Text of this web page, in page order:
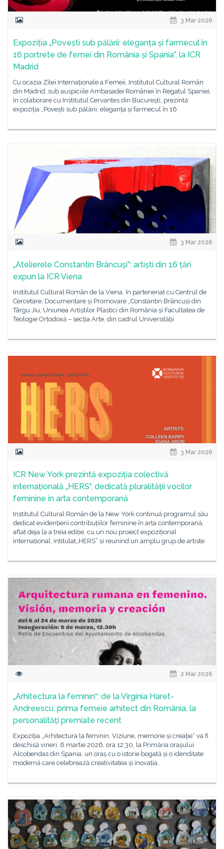
3 Mar 2026
Expoziția „Povești sub pălării: eleganța și farmecul în
16 portrete de femei din România și Spania”, la ICR
Madrid
Cu ocazia Zilei Internaționale a Femeii, Institutul Cultural Român
din Madrid, sub auspiciile Ambasadei României în Regatul Spaniei,
în colaborare cu Institutul Cervantes din București, prezintă
expoziția „Povești sub pălării: eleganța și farmecul în 16
3 Mar 2026
„Atelierele Constantin Brâncuși”: artiști din 16 țări
expun la ICR Viena
Institutul Cultural Român de la Viena, în parteneriat cu Centrul de
Cercetare, Documentare și Promovare „Constantin Brâncuși din
Târgu Jiu, Uniunea Artiștilor Plastici din România și Facultatea de
Teologie Ortodoxă – secția Arte, din cadrul Universității
3 Mar 2026
ICR New York prezintă expoziția colectivă
internațională „HERS“, dedicată pluralității vocilor
feminine în arta contemporană
Institutul Cultural Român de la New York continuă programul său
dedicat evidențierii contribuțiilor feminine în arta contemporană,
aflat deja la a treia ediție, cu un nou proiect expozițional
internațional, intitulat„HERS“ și reunind un amplu grup de artiste
2 Mar 2026
„Arhitectura la feminin“: de la Virginia Haret-
Andreescu, prima femeie arhitect din România, la
personalități premiate recent
Expoziția „Arhitectura la feminin. Viziune, memorie și creație“ va fi
deschisă vineri, 6 martie 2026, ora 12:30, la Primăria orașului
Alcobendas din Spania, un oraș cu o istorie bogată și o idenditate
modernă care celebrează creativitatea și inovația,